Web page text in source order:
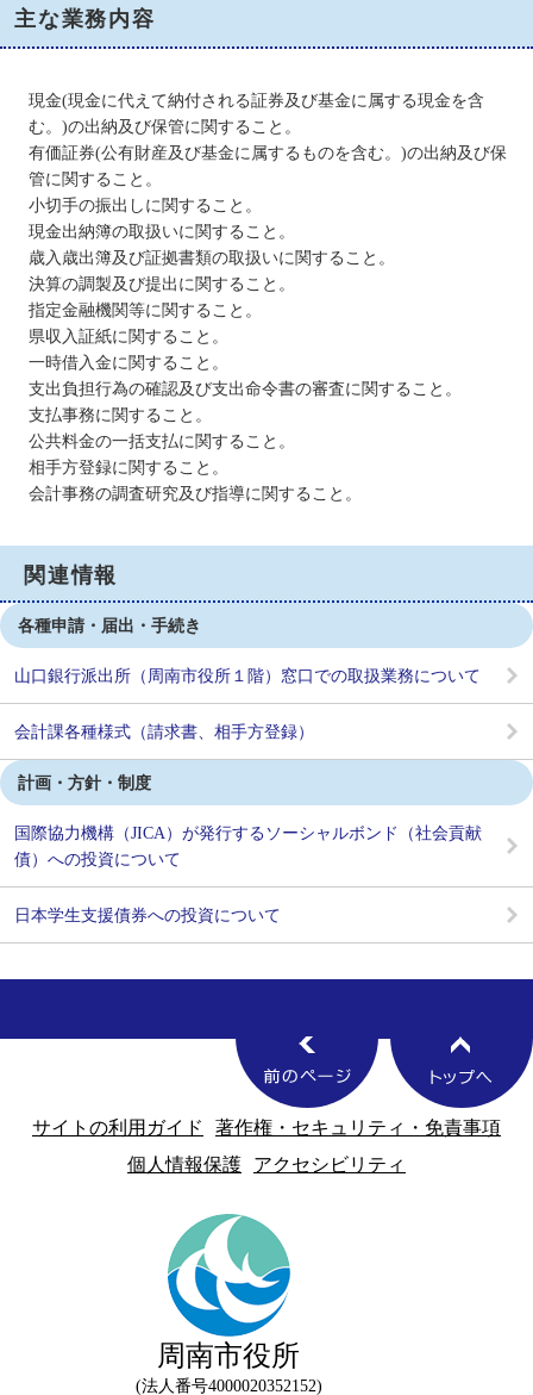
主な業務内容
現金(現金に代えて納付される証券及び基金に属する現金を含
む。)の出納及び保管に関すること。
有価証券(公有財産及び基金に属するものを含む。)の出納及び保
管に関すること。
小切手の振出しに関すること。
現金出納簿の取扱いに関すること。
歳入歳出簿及び証拠書類の取扱いに関すること。
決算の調製及び提出に関すること。
指定金融機関等に関すること。
県収入証紙に関すること。
一時借入金に関すること。
支出負担行為の確認及び支出命令書の審査に関すること。
支払事務に関すること。
公共料金の一括支払に関すること。
相手方登録に関すること。
会計事務の調査研究及び指導に関すること。
関連情報
各種申請・届出・手続き
山口銀行派出所（周南市役所１階）窓口での取扱業務について
会計課各種様式（請求書、相手方登録）
計画・方針・制度
国際協力機構（JICA）が発行するソーシャルボンド（社会貢献
債）への投資について
日本学生支援債券への投資について
サイトの利用ガイド
著作権・セキュリティ・免責事項
個人情報保護
アクセシビリティ
周南市役所
法人番号4000020352152